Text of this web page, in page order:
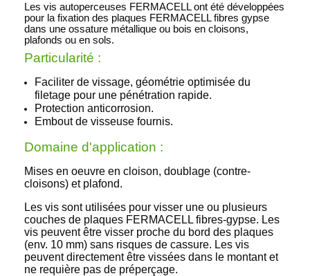
Les vis autoperceuses FERMACELL ont été développées
pour la fixation des plaques FERMACELL fibres gypse
dans une ossature métallique ou bois en cloisons,
plafonds ou en sols.
Particularité :
Faciliter de vissage, géométrie optimisée du
filetage pour une pénétration rapide.
Protection anticorrosion.
Embout de visseuse fournis.
Domaine d'application :
Mises en oeuvre en cloison, doublage (contre-
cloisons) et plafond.
Les vis sont utilisées pour visser une ou plusieurs
couches de plaques FERMACELL fibres-gypse. Les
vis peuvent être visser proche du bord des plaques
(env. 10 mm) sans risques de cassure. Les vis
peuvent directement être vissées dans le montant et
ne requière pas de préperçage.